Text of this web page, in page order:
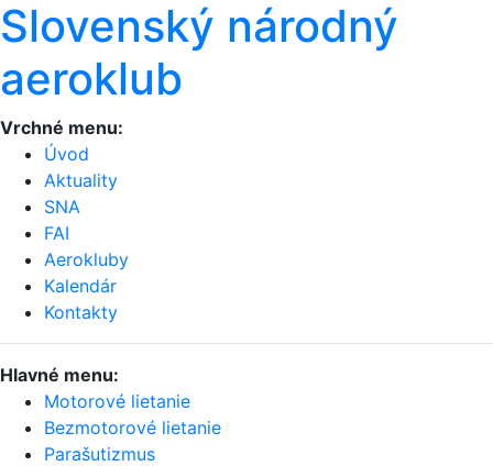
Slovenský národný
aeroklub
Vrchné menu:
Úvod
Aktuality
SNA
FAI
Aerokluby
Kalendár
Kontakty
Hlavné menu:
Motorové lietanie
Bezmotorové lietanie
Parašutizmus